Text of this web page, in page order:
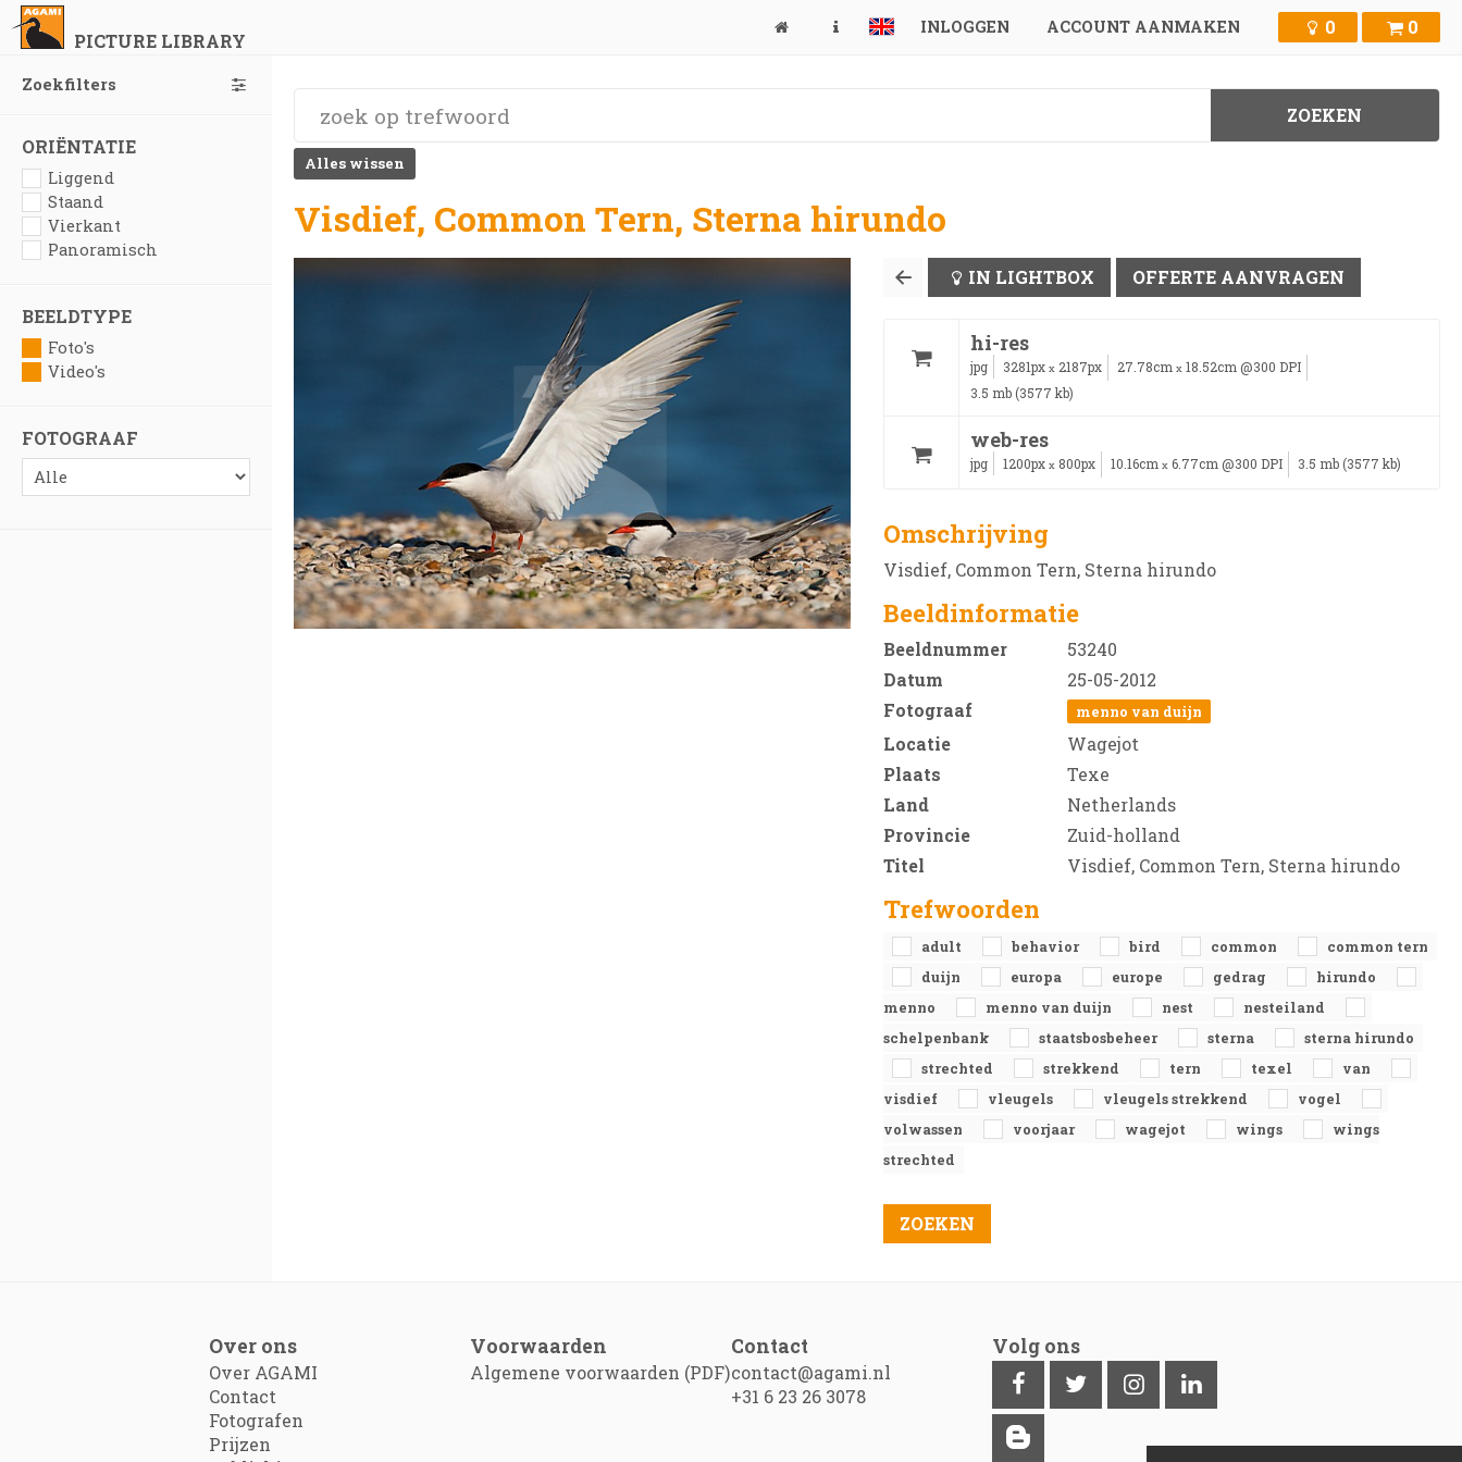
PICTURE LIBRARY
INLOGGEN ACCOUNT AANMAKEN 0 0
Zoekfilters
ORIËNTATIE
Liggend
Staand
Vierkant
Panoramisch
BEELDTYPE
Foto's
Video's
FOTOGRAAF
Alles wissen
Visdief, Common Tern, Sterna hirundo
IN LIGHTBOX OFFERTE AANVRAGEN
hi-res
jpg 3281px x 2187px 27.78cm x 18.52cm @300 DPI
3.5 mb (3577 kb)
web-res
jpg 1200px x 800px 10.16cm x 6.77cm @300 DPI 3.5 mb (3577 kb)
Omschrijving
Visdief, Common Tern, Sterna hirundo
Beeldinformatie
Beeldnummer
53240
Datum
25-05-2012
Fotograaf
menno van duijn
Locatie
Wagejot
Plaats
Texe
Land
Netherlands
Provincie
Zuid-holland
Titel
Visdief, Common Tern, Sterna hirundo
Trefwoorden
adult behavior bird common
common tern
duijn
europa europe gedrag
hirundo
menno
menno van duijn nest
nesteiland
schelpenbank
staatsbosbeheer sterna
sterna hirundo
strechted
strekkend tern texel
van
visdief
vleugels vleugels strekkend
vogel
volwassen
voorjaar wagejot wings
wings
strechted
Over ons
Over AGAMI
Contact
Fotografen
Prijzen
Voorwaarden
Algemene voorwaarden (PDF)
Contact
contact@agami.nl
+31 6 23 26 3078
Volg ons